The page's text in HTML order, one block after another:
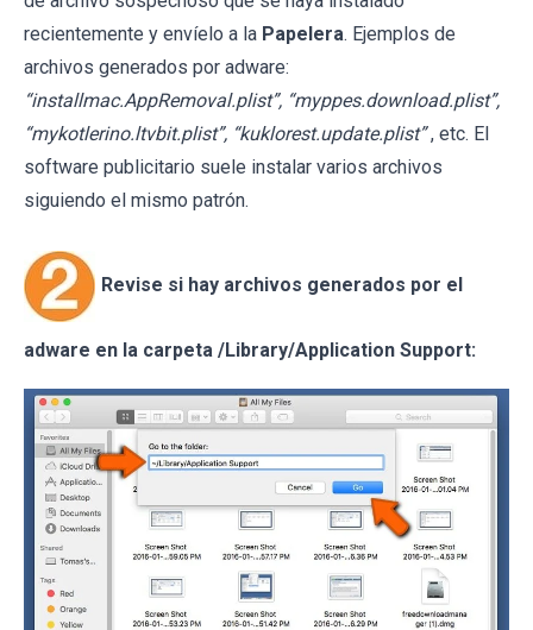
recientemente y envíelo a la Papelera. Ejemplos de
archivos generados por adware:
“installmac.AppRemoval.plist”, “myppes.download.plist”,
“mykotlerino.ltvbit.plist”, “kuklorest.update.plist” , etc. El
software publicitario suele instalar varios archivos
siguiendo el mismo patrón.
Revise si hay archivos generados por el
adware en la carpeta /Library/Application Support: